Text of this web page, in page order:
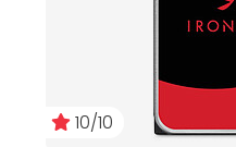
10/10